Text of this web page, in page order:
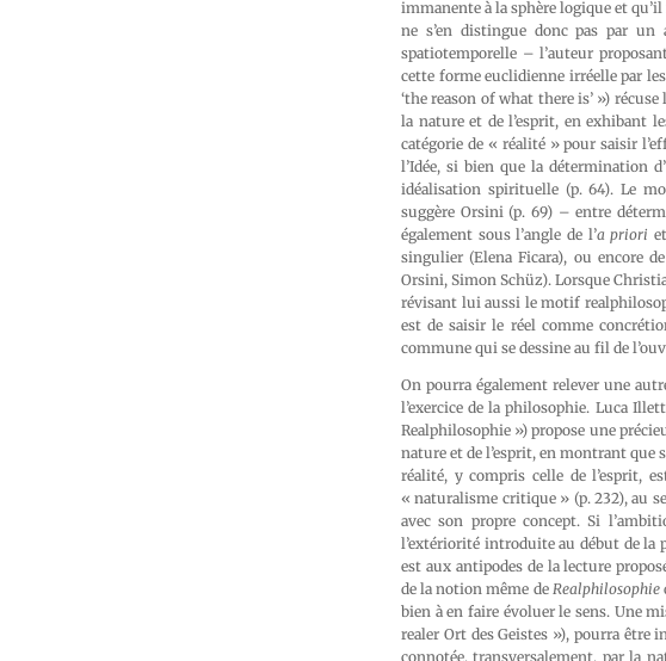
immanente à la sphère logique et
ne s’en distingue donc pas par
spatiotemporelle – l’auteur
cette forme euclidienne irréelle par
‘the reason of what there is’ »)
la nature et de l’esprit, en exhibant
catégorie de « réalité » pour saisir
l’Idée, si bien que la détermination
idéalisation spirituelle (p. 64). Le
suggère Orsini (p. 69) – entre
également sous l’angle de l’a priori
singulier (Elena Ficara), ou encore
Orsini, Simon Schüz). Lorsque
révisant lui aussi le motif
est de saisir le réel comme
commune qui se dessine au fil de
On pourra également relever une
l’exercice de la philosophie. Luca
Realphilosophie ») propose une
nature et de l’esprit, en montrant
réalité, y compris celle de l’esprit,
« naturalisme critique » (p. 232), au
avec son propre concept. Si
l’extériorité introduite au début de la
est aux antipodes de la lecture
de la notion même de Realphilosophie
bien à en faire évoluer le sens. Une
realer Ort des Geistes »), pourra être
connotée, transversalement, par la